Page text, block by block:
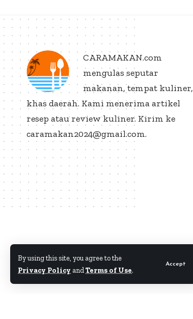
By using this site, you agree to the
Privacy Policy andTerms of Use.
Accept
CARAMAKAN.com
mengulas seputar
makanan, tempat kuliner,
khas daerah. Kami menerima artikel
resep atau review kuliner. Kirim ke
caramakan2024@gmail.com.